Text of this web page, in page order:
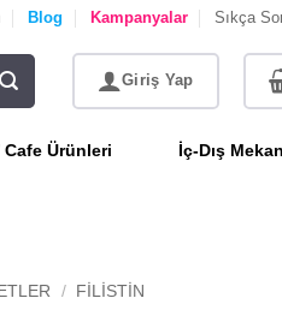
Blog Kampanyalar Sıkça
Cafe Ürünleri İç-Dış
/ FILISTIN